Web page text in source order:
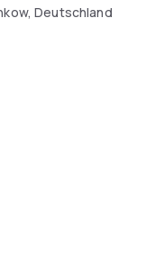
Deutschland